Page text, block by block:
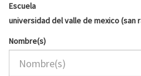
Escuela
universidad del valle de mexico (san
Nombre(s)